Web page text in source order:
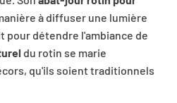
à diffuser une lumière
pour détendre l'ambiance de
du rotin se marie
qu'ils soient traditionnels